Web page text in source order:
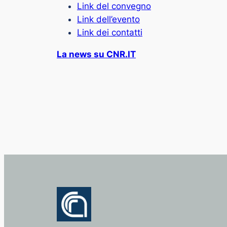
Link del convegno
Link dell’evento
Link dei contatti
La news su CNR.IT